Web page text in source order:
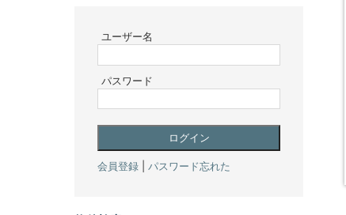
ユーザー名
パスワード
会員登録| パスワード忘れた